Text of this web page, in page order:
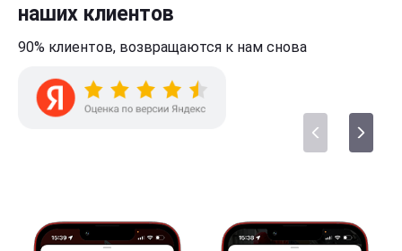
наших клиентов
90% клиентов, возвращаются к нам снова